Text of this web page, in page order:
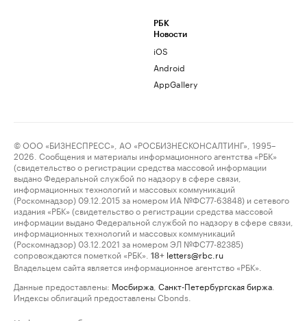
РБК
Новости
iOS
Android
AppGallery
© ООО «БИЗНЕСПРЕСС», АО «РОСБИЗНЕСКОНСАЛТИНГ», 1995–
2026. Сообщения и материалы информационного агентства «РБК»
(свидетельство о регистрации средства массовой информации
выдано Федеральной службой по надзору в сфере связи,
информационных технологий и массовых коммуникаций
(Роскомнадзор) 09.12.2015 за номером ИА №ФС77-63848) и сетевого
издания «РБК» (свидетельство о регистрации средства массовой
информации выдано Федеральной службой по надзору в сфере связи,
информационных технологий и массовых коммуникаций
(Роскомнадзор) 03.12.2021 за номером ЭЛ №ФС77-82385)
сопровождаются пометкой «РБК».
18+ letters@rbc.ru
Владельцем сайта является информационное агентство «РБК».
Данные предоставлены: Мосбиржа Санкт-Петербургская биржа
Индексы облигаций предоставлены Cbonds.